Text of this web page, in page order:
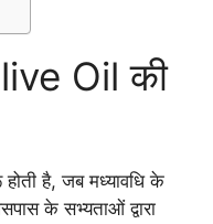
Oil की
है, जब मध्यावधि के
के सभ्यताओं द्वारा